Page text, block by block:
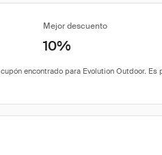
Mejor descuento
10%